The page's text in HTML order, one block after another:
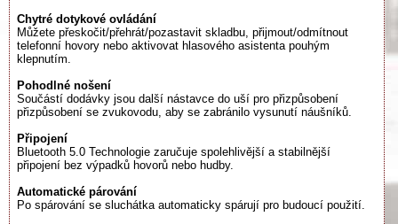
Chytré dotykové ovládání
Můžete přeskočit/přehrát/pozastavit skladbu, přijmout/odmítnout
telefonní hovory nebo aktivovat hlasového asistenta pouhým
klepnutím.
Pohodlné nošení
Součástí dodávky jsou další nástavce do uší pro přizpůsobení
přizpůsobení se zvukovodu, aby se zabránilo vysunutí náušníků.
Připojení
Bluetooth 5.0 Technologie zaručuje spolehlivější a stabilnější
připojení bez výpadků hovorů nebo hudby.
Automatické párování
Po spárování se sluchátka automaticky spárují pro budoucí použití.